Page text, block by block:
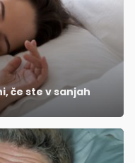
če ste v sanjah